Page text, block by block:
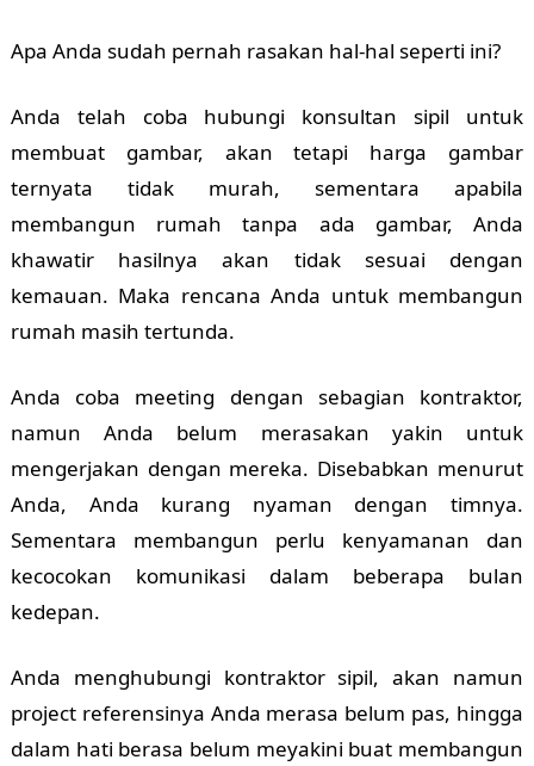
Apa Anda sudah pernah rasakan hal-hal seperti ini?
Anda telah coba hubungi konsultan sipil untuk
membuat gambar, akan tetapi harga gambar
ternyata tidak murah, sementara apabila
membangun rumah tanpa ada gambar, Anda
khawatir hasilnya akan tidak sesuai dengan
kemauan. Maka rencana Anda untuk membangun
rumah masih tertunda.
Anda coba meeting dengan sebagian kontraktor,
namun Anda belum merasakan yakin untuk
mengerjakan dengan mereka. Disebabkan menurut
Anda, Anda kurang nyaman dengan timnya.
Sementara membangun perlu kenyamanan dan
kecocokan komunikasi dalam beberapa bulan
kedepan.
Anda menghubungi kontraktor sipil, akan namun
project referensinya Anda merasa belum pas, hingga
dalam hati berasa belum meyakini buat membangun